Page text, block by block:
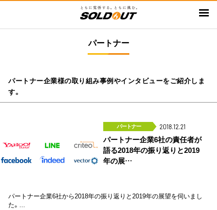
ン
に
パートナー
パートナー企業様の取り組み事例やインタビューをご紹介しま
す。
パートナー 2018.12.21
パートナー企業6社の責任者が
語る2018年の振り返りと2019
年の展…
パートナー企業6社から2018年の振り返りと2019年の展望を伺いまし
た。...